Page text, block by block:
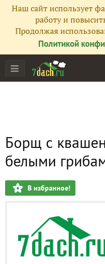
Наш сайт использует
работу и
Продолжая
Политикой
Борщ с
белыми
В избранное!